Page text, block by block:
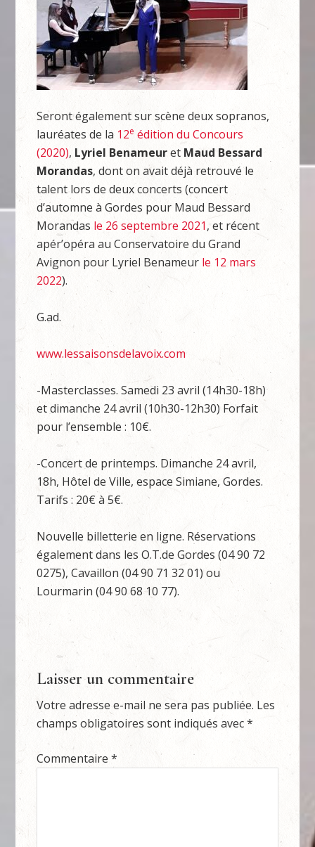
Seront également sur scène deux sopranos,
lauréates de la 12e édition du Concours
(2020), Lyriel Benameuret Maud Bessard
Morandas, dont on avait déjà retrouvé le
talent lors de deux concerts (concert
d’automne à Gordes pour Maud Bessard
Morandas le 26 septembre 2021, et récent
apér’opéra au Conservatoire du Grand
Avignon pour Lyriel Benameur le 12 mars
2022).
G.ad.
www.lessaisonsdelavoix.com
-Masterclasses. Samedi 23 avril (14h30-18h)
et dimanche 24 avril (10h30-12h30) Forfait
pour l’ensemble : 10€.
-Concert de printemps. Dimanche 24 avril,
18h, Hôtel de Ville, espace Simiane, Gordes.
Tarifs : 20€ à 5€.
Nouvelle billetterie en ligne. Réservations
également dans les O.T.de Gordes (04 90 72
0275), Cavaillon (04 90 71 32 01) ou
Lourmarin (04 90 68 10 77).
Laisser un commentaire
Votre adresse e-mail ne sera pas publiée. Les
champs obligatoires sont indiqués avec*
Commentaire*